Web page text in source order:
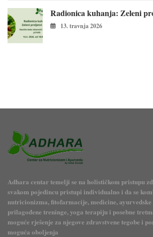
Radionica kuhanja: Zeleni
13. travnja 2026
Adhara centar temelji se na holističkom pristupu
svakom pojedincu pristupi individualno i da se
nutricionizma, fitofarmacije, medicine, ayurvedske
prilagođene treninge, yoga terapiju i posebne
moguće rješenje za njegove zdravstvene tegobe i
moguća oboljenja